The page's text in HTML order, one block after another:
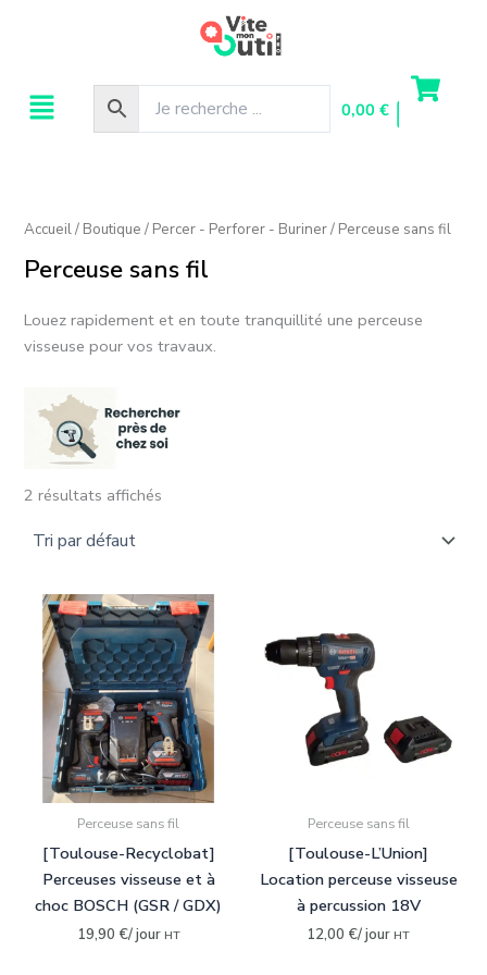
Menu 0,00 €
Accueil/ Boutique / Percer - Perforer - Buriner/ Perceuse sans fil
Perceuse sans fil
Louez rapidement et en toute tranquillité une perceuse
visseuse pour vos travaux.
Rechercher dans le(s) département(s) :
09-Ariège(0)
31-Haute-Garonne
33-Gironde(0)
34-Hérault(0)
Rechercher un matériel disponible :
Affleureuse(0)
Autolaveuse(0)
Cloueur-clouteuse(0)
Compresseur
2 résultats affichés
Perceuse sans fil
[Toulouse-Recyclobat]
Perceuses visseuse et à
choc BOSCH (GSR / GDX)
19,90 €/ jour HT
Perceuse sans fil
[Toulouse-L’Union]
Location perceuse visseuse
à percussion 18V
12,00 €/ jour HT